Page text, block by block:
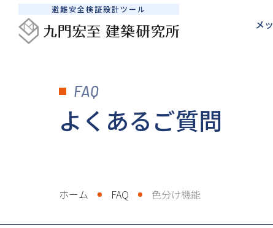
避難安全検証設計ツール
メ
避難安全検証法使いこなし術
検証計算を依頼したい
私たちの想い
避難安全検証法ルートB1とB2の違い
FAQ
よくあるご質問
ホーム FAQ 色分け機能